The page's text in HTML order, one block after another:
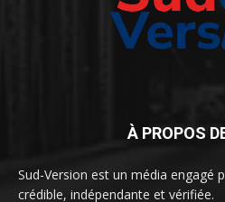
À PROPOS
Sud-Version est un média engagé
crédible, indépendante et vérifiée.